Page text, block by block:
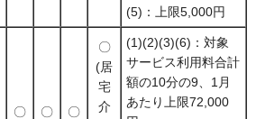
(5)：上限5,000円
〇 〇 〇
〇
(居
宅
介
(1)(2)(3)(6)：対象
サービス利用料合計
額の10分の9、1月
あたり上限72,000